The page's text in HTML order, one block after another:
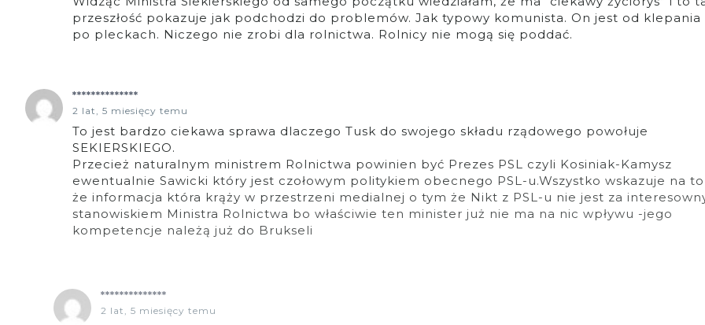
przeszłość pokazuje jak podchodzi do problemów. Jak typowy komunista. On jest od klepania
po pleckach. Niczego nie zrobi dla rolnictwa. Rolnicy nie mogą się poddać.
**************
2 lat, 5 miesięcy temu
To jest bardzo ciekawa sprawa dlaczego Tusk do swojego składu rządowego powołuje
SEKIERSKIEGO.
Przecież naturalnym ministrem Rolnictwa powinien być Prezes PSL czyli Kosiniak-Kamysz
ewentualnie Sawicki który jest czołowym politykiem obecnego PSL-u.Wszystko wskazuje na to
że informacja która krąży w przestrzeni medialnej o tym że Nikt z PSL-u nie jest za
stanowiskiem Ministra Rolnictwa bo właściwie ten minister już nie ma na nic wpływu -jego
kompetencje należą już do Brukseli
**************
2 lat, 5 miesięcy temu